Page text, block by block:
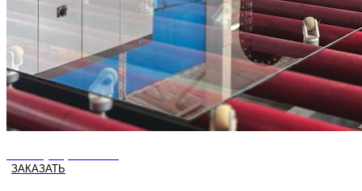
ЗАКАЗАТЬ